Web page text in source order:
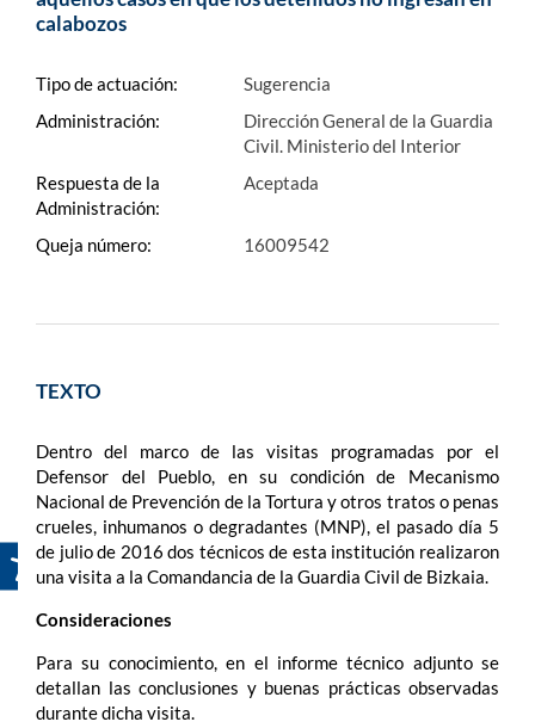
calabozos
Tipo de actuación:
Sugerencia
Administración:
Dirección General de la Guardia
Civil. Ministerio del Interior
Respuesta de la
Administración:
Aceptada
Queja número: 16009542
TEXTO
Dentro del marco de las visitas programadas por el
Defensor del Pueblo, en su condición de Mecanismo
Nacional de Prevención de la Tortura y otros tratos o penas
crueles, inhumanos o degradantes (MNP), el pasado día 5
de julio de 2016 dos técnicos de esta institución realizaron
una visita a la Comandancia de la Guardia Civil de Bizkaia.
Consideraciones
Para su conocimiento, en el informe técnico adjunto se
detallan las conclusiones y buenas prácticas observadas
durante dicha visita.